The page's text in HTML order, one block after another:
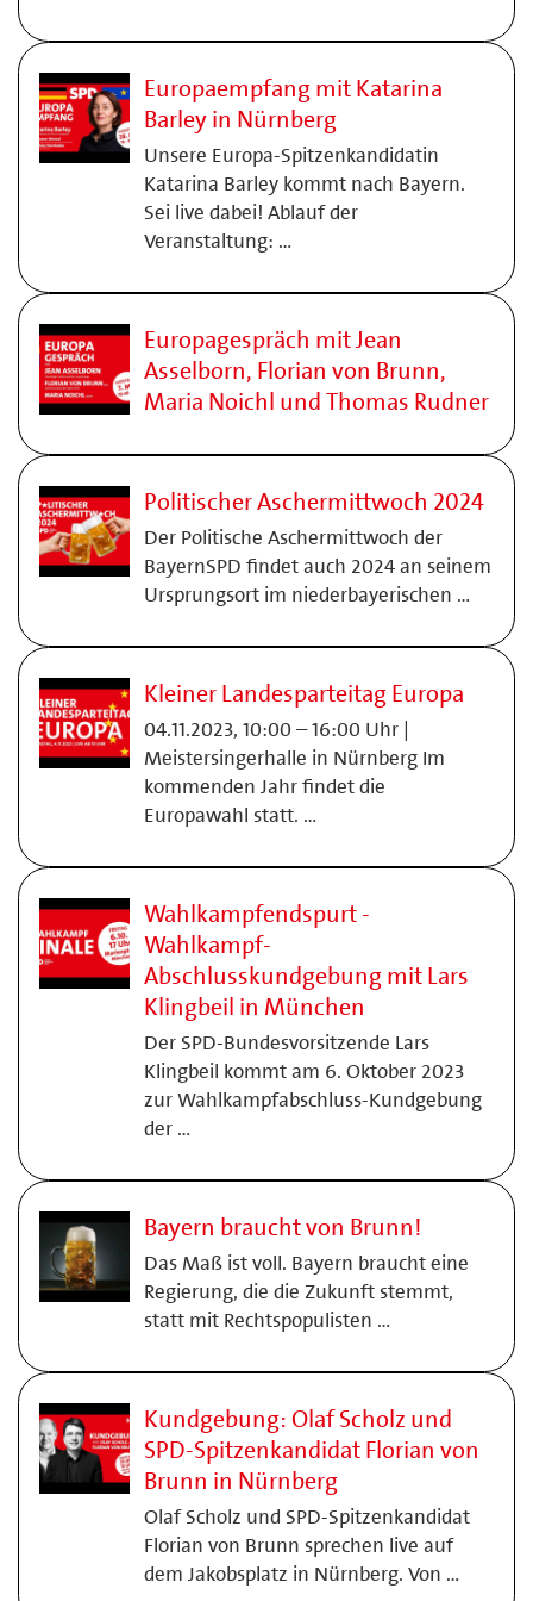
Europaempfang mit Katarina
Barley in Nürnberg
Unsere Europa-Spitzenkandidatin
Katarina Barley kommt nach Bayern.
Sei live dabei! Ablauf der
Veranstaltung: …
Europagespräch mit Jean
Asselborn, Florian von Brunn,
Maria Noichl und Thomas Rudner
Politischer Aschermittwoch 2024
Der Politische Aschermittwoch der
BayernSPD findet auch 2024 an seinem
Ursprungsort im niederbayerischen …
Kleiner Landesparteitag Europa
04.11.2023, 10:00 – 16:00 Uhr |
Meistersingerhalle in Nürnberg Im
kommenden Jahr findet die
Europawahl statt. …
Wahlkampfendspurt -
Wahlkampf-
Abschlusskundgebung mit Lars
Klingbeil in München
Der SPD-Bundesvorsitzende Lars
Klingbeil kommt am 6. Oktober 2023
zur Wahlkampfabschluss-Kundgebung
der …
Bayern braucht von Brunn!
Das Maß ist voll. Bayern braucht eine
Regierung, die die Zukunft stemmt,
statt mit Rechtspopulisten …
Kundgebung: Olaf Scholz und
SPD-Spitzenkandidat Florian von
Brunn in Nürnberg
Olaf Scholz und SPD-Spitzenkandidat
Florian von Brunn sprechen live auf
dem Jakobsplatz in Nürnberg. Von …